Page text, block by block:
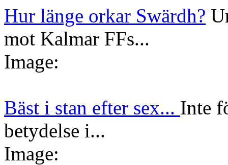
Hur länge orkar Swärdh?
mot Kalmar FFs...
Image:
Bäst i stan efter sex... Inte
betydelse i...
Image: